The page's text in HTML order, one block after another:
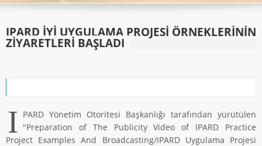
IPARD İYİ UYGULAMA PROJESİ ÖRNEKLERİNİN
ZİYARETLERİ BAŞLADI
I PARD Yönetim Otoritesi Başkanlığı tarafından yürütülen
"Preparation of The Publicity Video of IPARD Practice
Project Examples And Broadcasting/IPARD Uygulama Projesi